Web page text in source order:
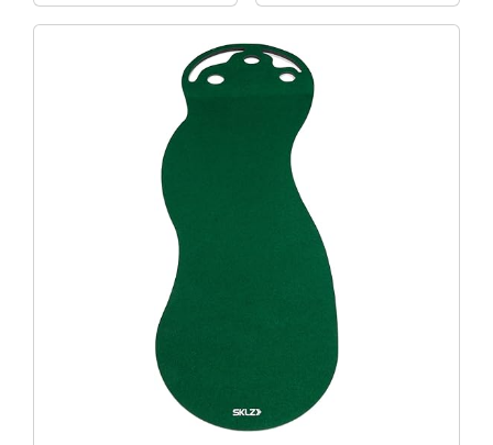
Outdoor Backyard
Green,Mini Golf Set
Outdoor Toy...